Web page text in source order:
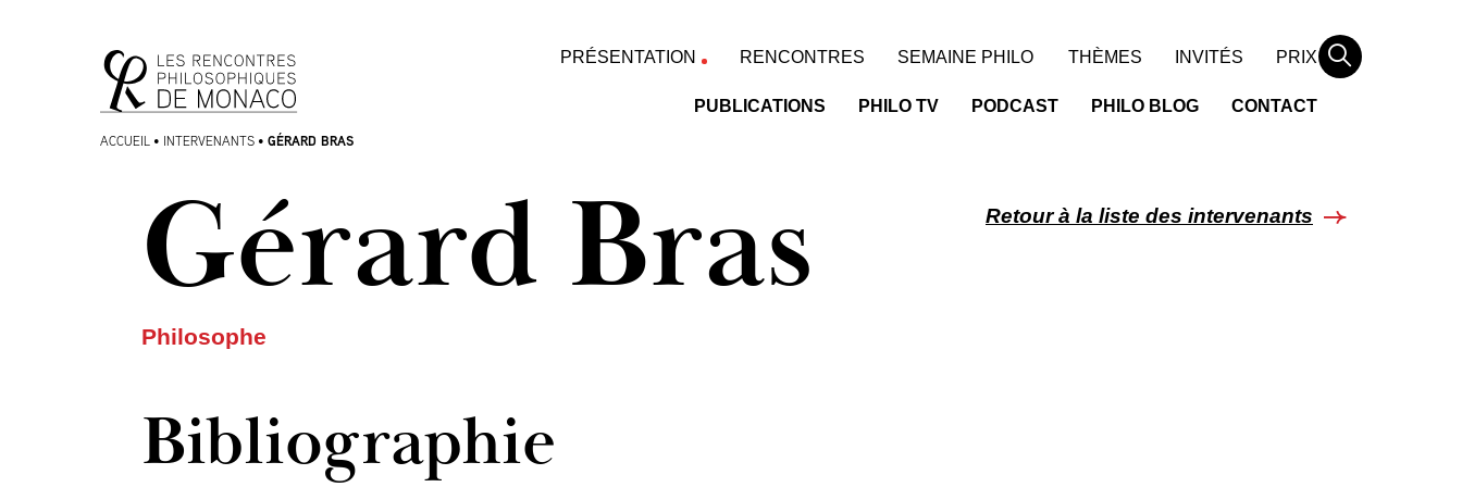
contenu
PRÉSENTATION RENCONTRES SEMAINE PHILO THÈMES INVITÉS PRIX
PUBLICATIONS PHILO TV PODCAST PHILO BLOG CONTACT
Rechercher
ACCUEIL • INTERVENANTS • GÉRARD BRAS
Gérard Bras
Philosophe
Retour à la liste des intervenants
Bibliographie